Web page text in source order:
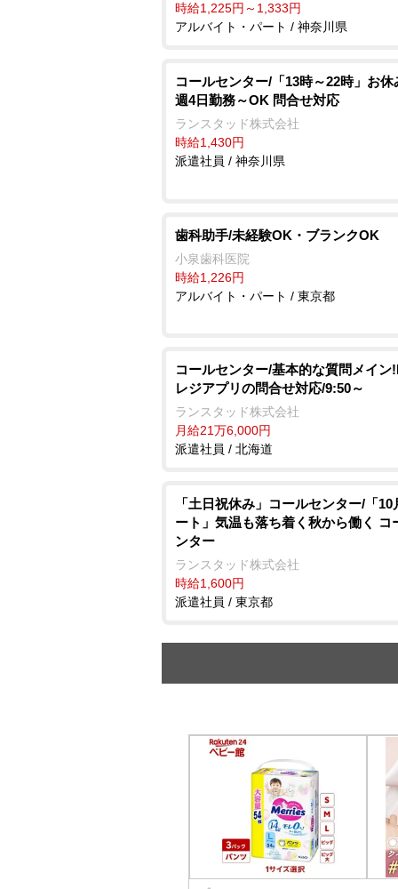
時給1,225円～1,333円
アルバイト・パート / 神奈川県
コールセンター/「13時～22時」お休
週4日勤務～OK 問合せ対応
ランスタッド株式会社
時給1,430円
派遣社員 / 神奈川県
歯科助手/未経験OK・ブランクOK
小泉歯科医院
時給1,226円
アルバイト・パート / 東京都
コールセンター/基本的な質問メイン
レジアプリの問合せ対応/9:50～
ランスタッド株式会社
月給21万6,000円
派遣社員 / 北海道
「土日祝休み」コールセンター/「10
ート」気温も落ち着く秋から働く コ
ンター
ランスタッド株式会社
時給1,600円
派遣社員 / 東京都